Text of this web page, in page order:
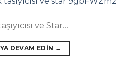
ve Star…
DEVAM EDIN →